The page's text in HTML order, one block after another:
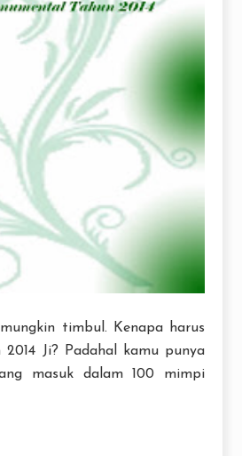
timbul. Kenapa harus
Ji? Padahal kamu punya
masuk dalam 100 mimpi